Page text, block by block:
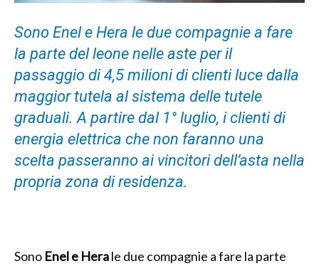
Sono Enel e Hera le due compagnie a fare
la parte del leone nelle aste per il
passaggio di 4,5 milioni di clienti luce dalla
maggior tutela al sistema delle tutele
graduali. A partire dal 1° luglio, i clienti di
energia elettrica che non faranno una
scelta passeranno ai vincitori dell’asta nella
propria zona di residenza.
Sono Enel e Herale due compagnie a fare la parte